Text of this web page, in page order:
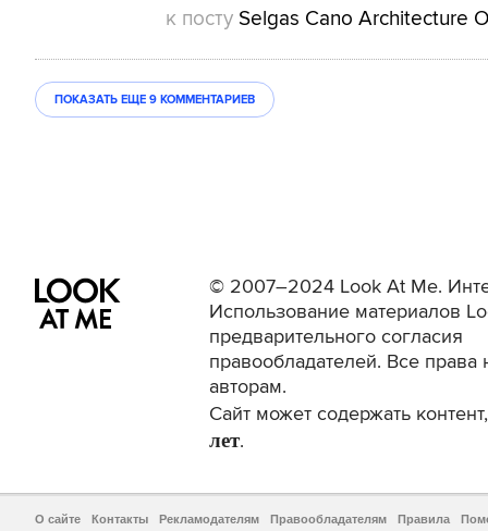
к посту Selgas Cano Architecture
ПОКАЗАТЬ ЕЩЕ 9 КОММЕНТАРИЕВ
© 2007–2024 Look At Me.
Использование материалов
предварительного согласия
правообладателей. Все права
авторам.
Сайт может содержать
лет.
О сайте Контакты Рекламодателям Правообладателям Правила